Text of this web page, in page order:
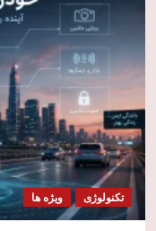
تکنولوژی ویژه ها